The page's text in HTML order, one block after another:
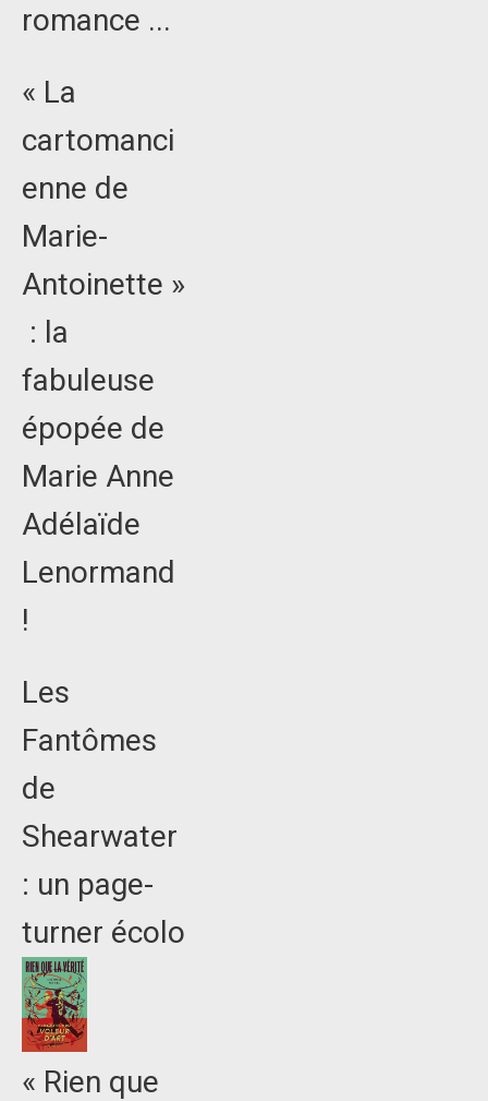
romance ...
« La
cartomanci
enne de
Marie-
Antoinette »
: la
fabuleuse
épopée de
Marie Anne
Adélaïde
Lenormand
!
Les
Fantômes
de
Shearwater
: un page-
turner écolo
« Rien que